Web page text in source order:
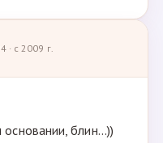
· с 2009 г.
блин...))